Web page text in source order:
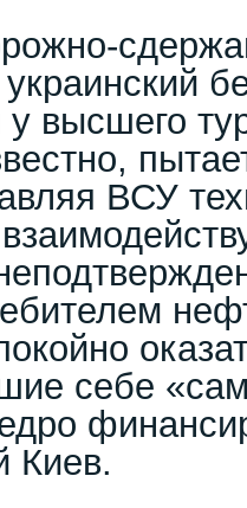
высшего
ВСУ
себе
Киев.